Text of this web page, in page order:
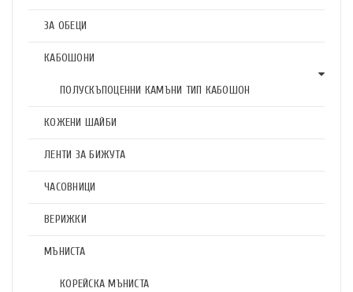
ЗА ОБЕЦИ
КАБОШОНИ
ПОЛУСКЪПОЦЕННИ КАМЪНИ ТИП КАБОШОН
КОЖЕНИ ШАЙБИ
ЛЕНТИ ЗА БИЖУТА
ЧАСОВНИЦИ
ВЕРИЖКИ
МЪНИСТА
КОРЕЙСКА МЪНИСТА